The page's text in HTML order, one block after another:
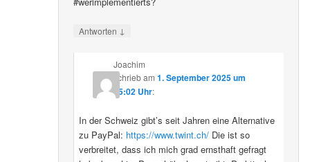
Antworten ↓
Joachim
schriebam 1. September 2025 um
15:02 Uhr:
In der Schweiz gibt’s seit Jahren eine Alternative
zu PayPal: https://www.twint.ch/Die ist so
verbreitet, dass ich mich grad ernsthaft gefragt